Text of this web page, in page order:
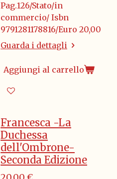
Pag.126/Stato/in
commercio/ Isbn
9791281178816/Euro 20,00
Guarda i dettagli
Aggiungi al carrello
Francesca -La
Duchessa
dell'Ombrone-
Seconda Edizione